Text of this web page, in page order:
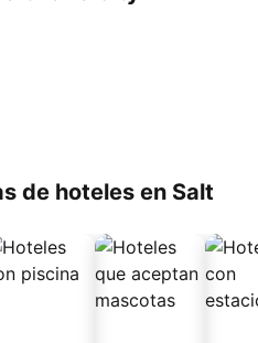
de hoteles en Salt